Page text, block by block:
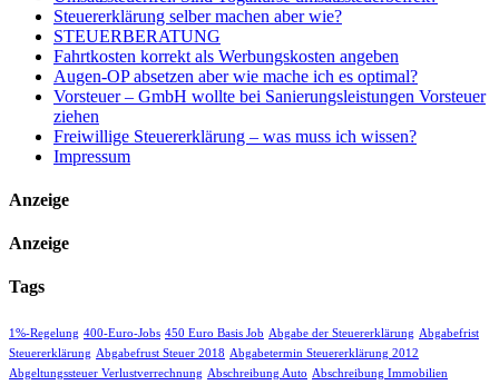
Steuererklärung selber machen aber wie?
STEUERBERATUNG
Fahrtkosten korrekt als Werbungskosten angeben
Augen-OP absetzen aber wie mache ich es optimal?
Vorsteuer – GmbH wollte bei Sanierungsleistungen Vorsteuer
ziehen
Freiwillige Steuererklärung – was muss ich wissen?
Impressum
Anzeige
Anzeige
Tags
1%-Regelung 400-Euro-Jobs 450 Euro Basis Job Abgabe der Steuererklärung Abgabefrist
Steuererklärung Abgabefrust Steuer 2018 Abgabetermin Steuererklärung 2012
Abgeltungssteuer Verlustverrechnung Abschreibung Auto Abschreibung Immobilien